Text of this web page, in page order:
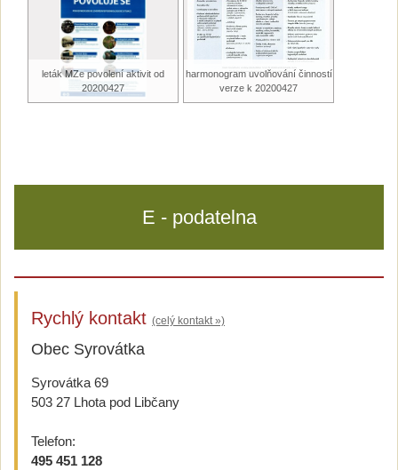
leták MZe povolení aktivit od
20200427
harmonogram uvolňování činností
verze k 20200427
E - podatelna
Rychlý kontakt (celý kontakt »)
Obec Syrovátka
Syrovátka 69
503 27 Lhota pod Libčany
Telefon:
495 451 128